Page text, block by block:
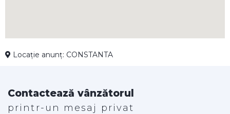
Locație anunț: CONSTANTA
Contactează vânzătorul
printr-un mesaj privat